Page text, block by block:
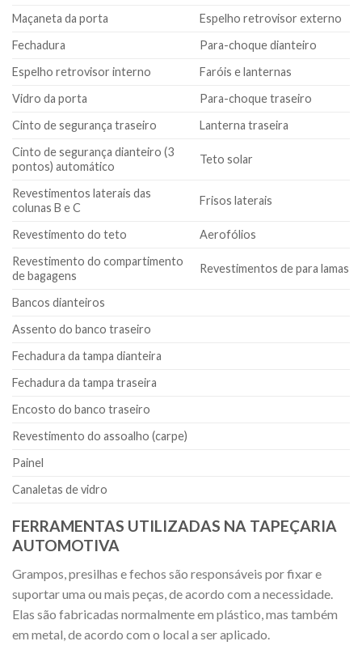
Maçaneta da porta
Espelho retrovisor externo
Fechadura
Para-choque dianteiro
Espelho retrovisor interno
Faróis e lanternas
Vidro da porta
Para-choque traseiro
Cinto de segurança traseiro
Lanterna traseira
Cinto de segurança dianteiro (3
pontos) automático
Teto solar
Revestimentos laterais das
colunas B e C
Frisos laterais
Revestimento do teto
Aerofólios
Revestimento do compartimento
de bagagens
Revestimentos de para lamas
Bancos dianteiros
Assento do banco traseiro
Fechadura da tampa dianteira
Fechadura da tampa traseira
Encosto do banco traseiro
Revestimento do assoalho (carpe)
Painel
Canaletas de vidro
FERRAMENTAS UTILIZADAS NA TAPEÇARIA
AUTOMOTIVA
Grampos, presilhas e fechos são responsáveis por fixar e
suportar uma ou mais peças, de acordo com a necessidade.
Elas são fabricadas normalmente em plástico, mas também
em metal, de acordo com o local a ser aplicado.